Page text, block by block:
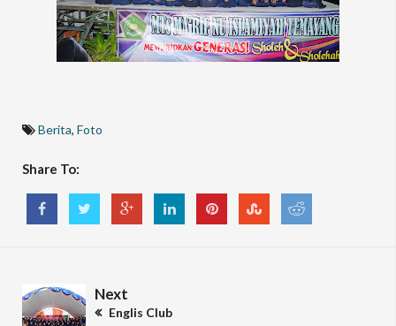
Berita, Foto
Share To:
Next
Englis Club